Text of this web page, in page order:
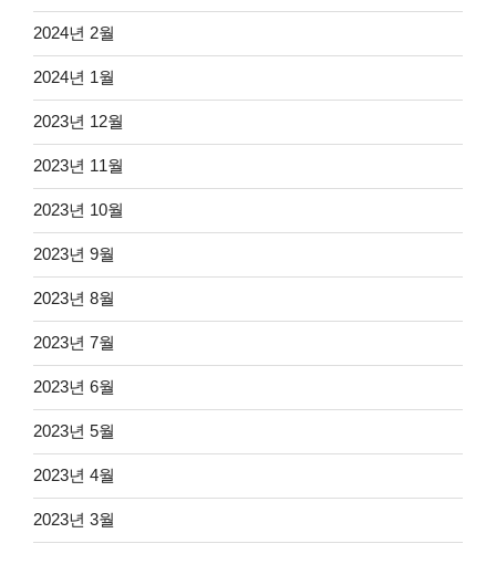
2024년 2월
2024년 1월
2023년 12월
2023년 11월
2023년 10월
2023년 9월
2023년 8월
2023년 7월
2023년 6월
2023년 5월
2023년 4월
2023년 3월